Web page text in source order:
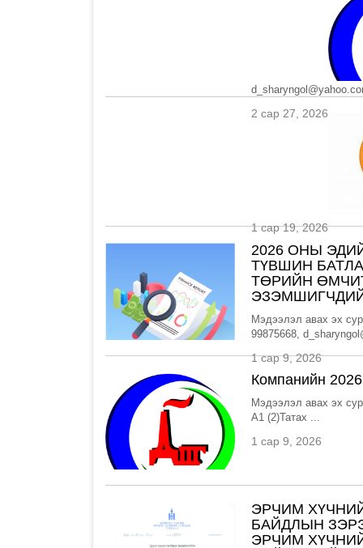
2 сар 27, 2026
1 сар 19, 2026
2026 ОНЫ
ТҮВШИН
ТӨРИЙН
Мэдээлэл авах эх
99875668,
1 сар 9, 2026
Компанийн
Мэдээлэл авах эх
A1 (2)Татах ...
1 сар 9, 2026
ЭРЧИМ
БАЙДЛЫН
ЭРЧИМ